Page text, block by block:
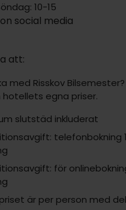
10-15
att:
med Risskov
hotellets egna priser.
slutstäd inkluderat
telefonbokning
för
är per person med
social media